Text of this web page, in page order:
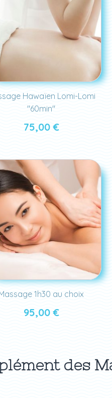
Hawaïen Lomi-Lomi
"60min"
75,00€
1h30 au choix
95,00€
des